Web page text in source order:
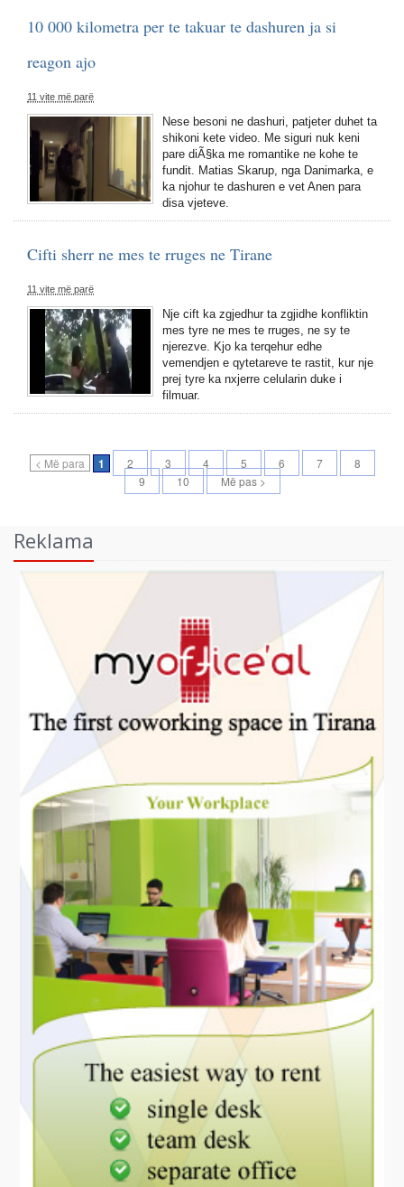
10 000 kilometra per te takuar te dashuren ja si
reagon ajo
11 vite më parë
Nese besoni ne dashuri, patjeter duhet ta
shikoni kete video. Me siguri nuk keni
pare diÃ§ka me romantike ne kohe te
fundit. Matias Skarup, nga Danimarka, e
ka njohur te dashuren e vet Anen para
disa vjeteve.
Cifti sherr ne mes te rruges ne Tirane
11 vite më parë
Nje cift ka zgjedhur ta zgjidhe konfliktin
mes tyre ne mes te rruges, ne sy te
njerezve. Kjo ka terqehur edhe
vemendjen e qytetareve te rastit, kur nje
prej tyre ka nxjerre celularin duke i
filmuar.
< Më para 1 2 3 4 5 6 7
8
9
10 Më pas >
Reklama